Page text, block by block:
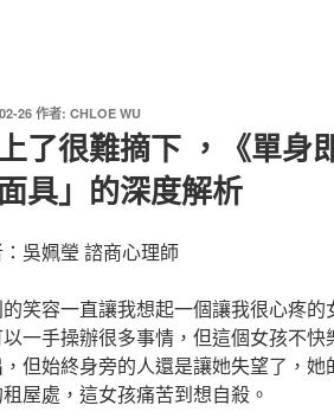
26作者: CHLOE WU
了很難摘下 ，《單身
具」的深度解析
吳姵瑩 諮商心理師
笑容一直讓我想起一個讓我很心疼
一手操辦很多事情，但這個女孩不
但始終身旁的人還是讓她失望了，
屋處，這女孩痛苦到想自殺。